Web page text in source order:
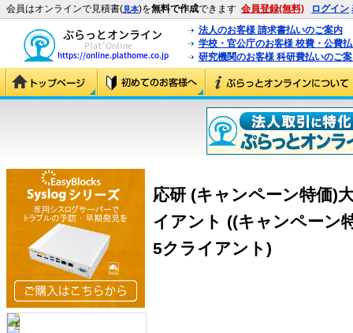
会員はオンラインで見積書(見本)を無料で作成できます 会員登録(無料) ログイン
法人のお客様 請求書払いのご案内
学校・官公庁のお客様 校費・公費
研究機関のお客様 科研費払いのご
応研 (キャンペーン特価)
イアント ((キャンペーン
5クライアント)